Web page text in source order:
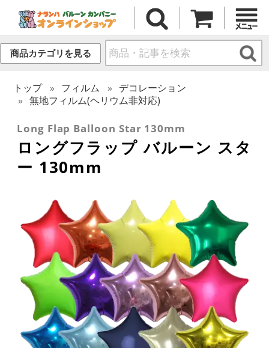
商品カテゴリを見る
トップ フィルム
デコレーション
無地フィルム(ヘリウム非対応)
Long Flap Balloon Star 130mm
ロングフラップ バルーン スタ
ー 130mm